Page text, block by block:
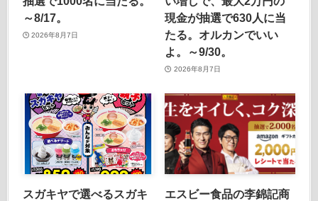
～8/17。
2026年8月7日
現金が抽選で630人に当
たる。オルカンでいい
よ。～9/30。
2026年8月7日
スガキヤで選べるスガキ
エスビー食品の李錦記商